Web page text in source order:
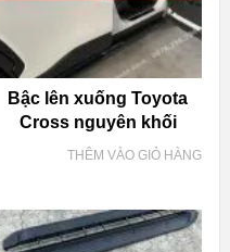
Bậc lên xuống Toyota
Cross nguyên khối
THÊM VÀO GIỎ HÀNG